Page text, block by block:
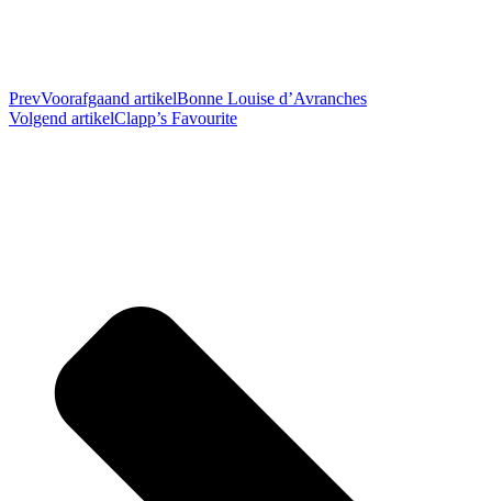
PrevVoorafgaand artikelBonne Louise d’Avranches
Volgend artikelClapp’s Favourite